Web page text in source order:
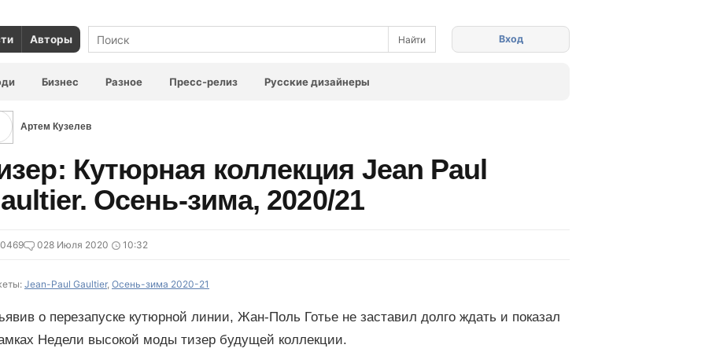
Авторы
Бизнес Разное Пресс-релиз Русские дизайнеры
Вход
Артем Кузелев
Кутюрная коллекция Jean Paul
Осень-зима, 2020/21
028 Июля 2020 10:32
Jean-Paul Gaultier, Осень-зима 2020-21
о перезапуске кутюрной линии, Жан-Поль Готье не заставил долго ждать и показал
Недели высокой моды тизер будущей коллекции.